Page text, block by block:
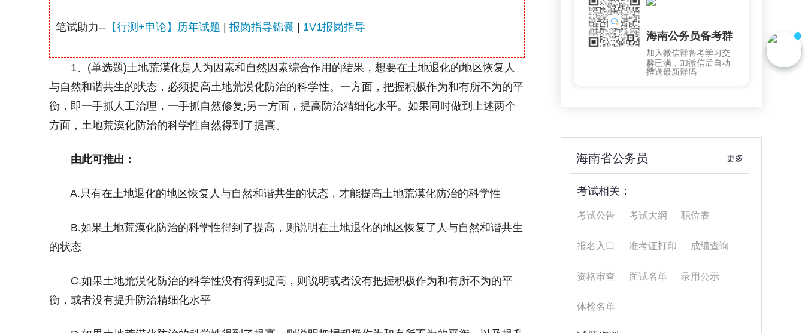
笔试助力-- 【行测+申论】历年试题 报岗指导锦囊 1V1报岗指导
1、(单选题)土地荒漠化是人为因素和自然因素综合作用的结果，想要在土地退化的地区恢复人
与自然和谐共生的状态，必须提高土地荒漠化防治的科学性。一方面，把握积极作为和有所不为的平
衡，即一手抓人工治理，一手抓自然修复;另一方面，提高防治精细化水平。如果同时做到上述两个
方面，土地荒漠化防治的科学性自然得到了提高。
由此可推出：
A.只有在土地退化的地区恢复人与自然和谐共生的状态，才能提高土地荒漠化防治的科学性
B.如果土地荒漠化防治的科学性得到了提高，则说明在土地退化的地区恢复了人与自然和谐共生
的状态
C.如果土地荒漠化防治的科学性没有得到提高，则说明或者没有把握积极作为和有所不为的平
衡，或者没有提升防治精细化水平
海南公务员备考群
加入微信群备考学习交
流
群已满，加微信后自动
推送最新群码
海南省公务员 更多
考试相关：
考试公告 考试大纲 职位表
报名入口 准考证打印 成绩查询
资格审查 面试名单 录用公示
体检名单